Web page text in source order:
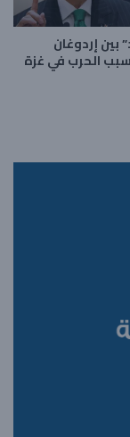
بين إردوغان
الحرب في غزة